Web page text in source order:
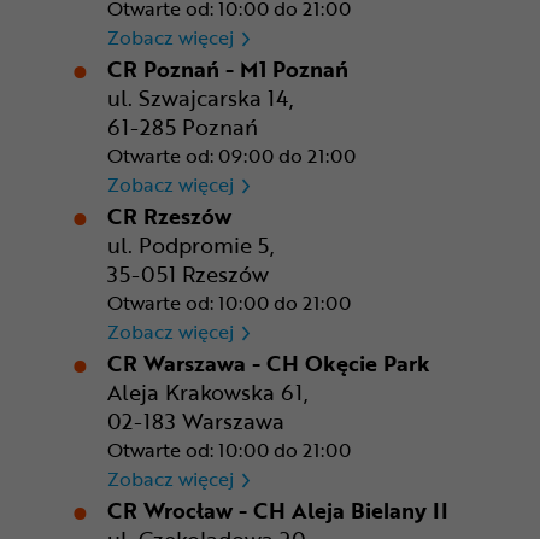
Otwarte od: 10:00 do 21:00
Zobacz więcej CR Kraków - Solvay Park
CR Poznań - M1 Poznań
ul. Szwajcarska 14,
61-285 Poznań
Otwarte od: 09:00 do 21:00
Zobacz więcej CR Poznań - M1 Poznań
CR Rzeszów
ul. Podpromie 5,
35-051 Rzeszów
Otwarte od: 10:00 do 21:00
Zobacz więcej CR Rzeszów
CR Warszawa - CH Okęcie Park
Aleja Krakowska 61,
02-183 Warszawa
Otwarte od: 10:00 do 21:00
Zobacz więcej CR Warszawa - CH Okęcie
CR Wrocław - CH Aleja Bielany II